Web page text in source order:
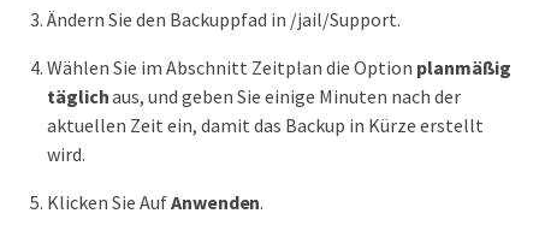
Ändern Sie den Backuppfad in /jail/Support.
Wählen Sie im Abschnitt Zeitplan die Option planmäßig
täglichaus, und geben Sie einige Minuten nach der
aktuellen Zeit ein, damit das Backup in Kürze erstellt
wird.
Klicken Sie AufAnwenden.